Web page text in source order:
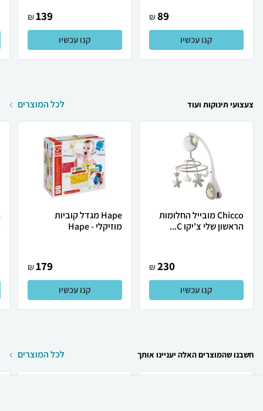
89
₪
קנו עכשיו
139
₪
קנו עכשיו
צעצועי תינוקות ועוד לכל המוצרים
Chicco מובייל החלומות
הראשון שלי צ'יקו C...
230
₪
קנו עכשיו
Hape מגדל קוביות
מוזיקלי - Hape
179
₪
קנו עכשיו
חשבנו שהמוצרים האלה יעניינו אותך לכל המוצרים